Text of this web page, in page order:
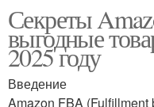
Секреты
выгодные
2025 году
Введение
Amazon FBA